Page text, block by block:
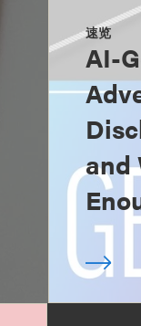
速览
AI-
and